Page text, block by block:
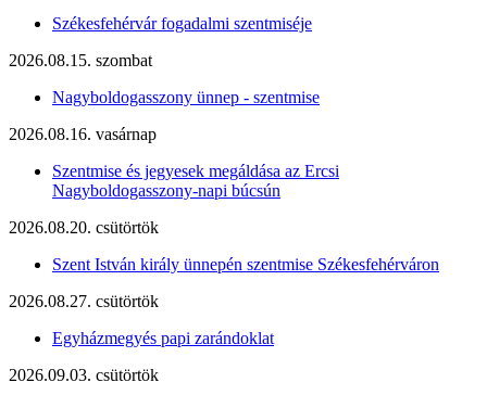
Székesfehérvár fogadalmi szentmiséje
2026.08.15. szombat
Nagyboldogasszony ünnep - szentmise
2026.08.16. vasárnap
Szentmise és jegyesek megáldása az Ercsi
Nagyboldogasszony-napi búcsún
2026.08.20. csütörtök
Szent István király ünnepén szentmise Székesfehérváron
2026.08.27. csütörtök
Egyházmegyés papi zarándoklat
2026.09.03. csütörtök